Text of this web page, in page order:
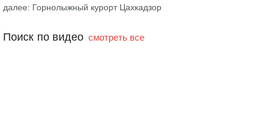
далее: Горнолыжный курорт Цахкадзор
Поиск по видео смотреть все